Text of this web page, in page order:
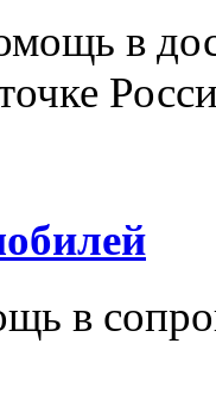
в
в